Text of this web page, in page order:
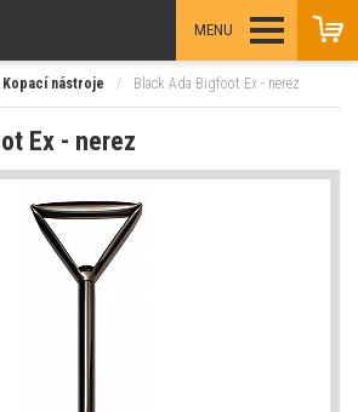
MENU
Kopací nástroje / Black Ada Bigfoot Ex - nerez
Ex - nerez